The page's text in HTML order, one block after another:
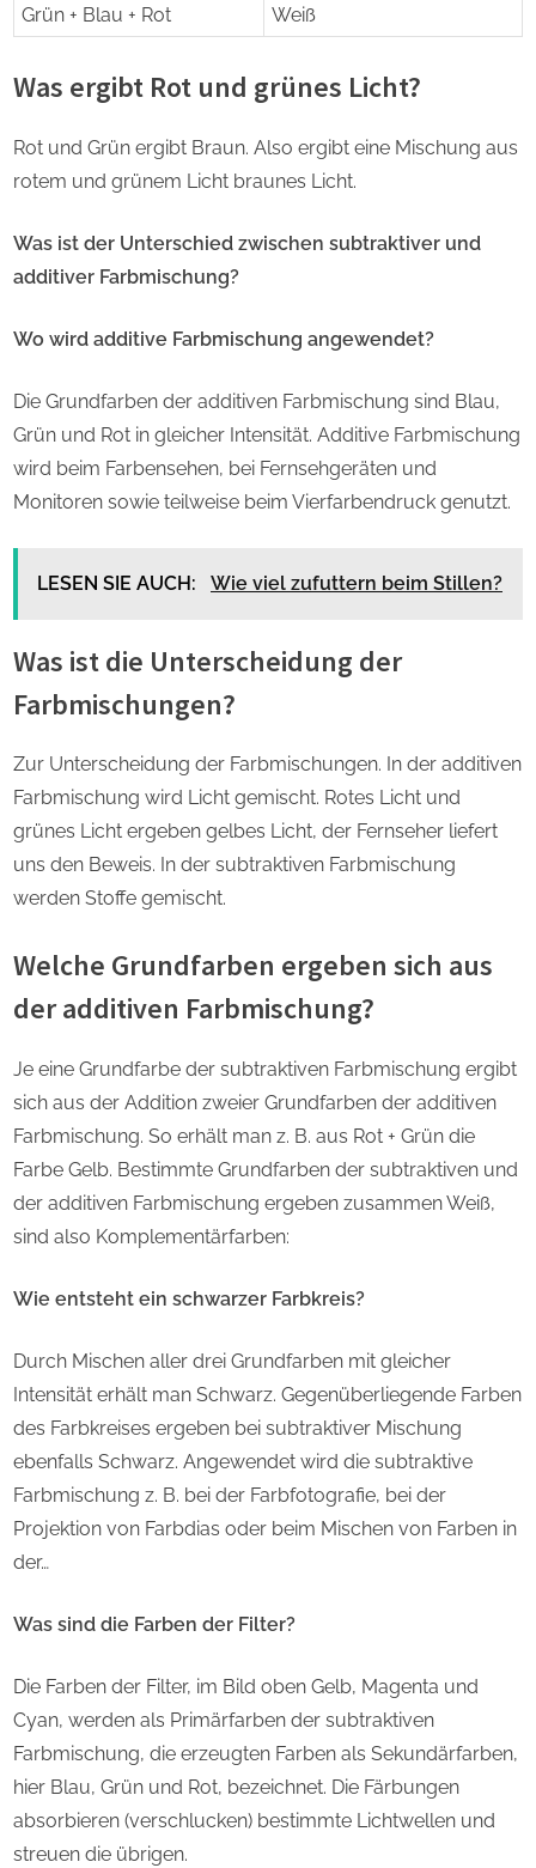
Grün + Blau + Rot Weiß
Was ergibt Rot und grünes Licht?
Rot und Grün ergibt Braun. Also ergibt eine Mischung aus
rotem und grünem Licht braunes Licht.
Was ist der Unterschied zwischen subtraktiver und
additiver Farbmischung?
Wo wird additive Farbmischung angewendet?
Die Grundfarben der additiven Farbmischung sind Blau,
Grün und Rot in gleicher Intensität. Additive Farbmischung
wird beim Farbensehen, bei Fernsehgeräten und
Monitoren sowie teilweise beim Vierfarbendruck genutzt.
LESEN SIE AUCH: Wie viel zufuttern beim Stillen?
Was ist die Unterscheidung der
Farbmischungen?
Zur Unterscheidung der Farbmischungen. In der additiven
Farbmischung wird Licht gemischt. Rotes Licht und
grünes Licht ergeben gelbes Licht, der Fernseher liefert
uns den Beweis. In der subtraktiven Farbmischung
werden Stoffe gemischt.
Welche Grundfarben ergeben sich aus
der additiven Farbmischung?
Je eine Grundfarbe der subtraktiven Farbmischung ergibt
sich aus der Addition zweier Grundfarben der additiven
Farbmischung. So erhält man z. B. aus Rot + Grün die
Farbe Gelb. Bestimmte Grundfarben der subtraktiven und
der additiven Farbmischung ergeben zusammen Weiß,
sind also Komplementärfarben:
Wie entsteht ein schwarzer Farbkreis?
Durch Mischen aller drei Grundfarben mit gleicher
Intensität erhält man Schwarz. Gegenüberliegende Farben
des Farbkreises ergeben bei subtraktiver Mischung
ebenfalls Schwarz. Angewendet wird die subtraktive
Farbmischung z. B. bei der Farbfotografie, bei der
Projektion von Farbdias oder beim Mischen von Farben in
der…
Was sind die Farben der Filter?
Die Farben der Filter, im Bild oben Gelb, Magenta und
Cyan, werden als Primärfarben der subtraktiven
Farbmischung, die erzeugten Farben als Sekundärfarben,
hier Blau, Grün und Rot, bezeichnet. Die Färbungen
absorbieren (verschlucken) bestimmte Lichtwellen und
streuen die übrigen.